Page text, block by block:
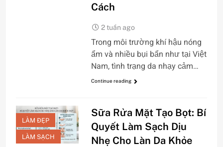
Cách
2 tuần ago
Trong môi trường khí hậu nóng
ẩm và nhiều bụi bẩn như tại Việt
Nam, tình trạng da nhạy cảm…
Continue reading
LÀM ĐẸP
LÀM SẠCH
Sữa Rửa Mặt Tạo Bọt: Bí
Quyết Làm Sạch Dịu
Nhẹ Cho Làn Da Khỏe